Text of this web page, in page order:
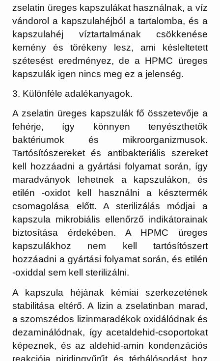
zselatin üreges kapszulákat használnak, a víz
vándorol a kapszulahéjból a tartalomba, és a
kapszulahéj víztartalmának csökkenése
kemény és törékeny lesz, ami késleltetett
szétesést eredményez, de a HPMC üreges
kapszulák igen nincs meg ez a jelenség.
3. Különféle adalékanyagok.
A zselatin üreges kapszulák fő összetevője a
fehérje, így könnyen tenyészthetők
baktériumok és mikroorganizmusok.
Tartósítószereket és antibakteriális szereket
kell hozzáadni a gyártási folyamat során, így
maradványok lehetnek a kapszulákon, és
etilén -oxidot kell használni a késztermék
csomagolása előtt. A sterilizálás módjai a
kapszula mikrobiális ellenőrző indikátorainak
biztosítása érdekében. A HPMC üreges
kapszulákhoz nem kell tartósítószert
hozzáadni a gyártási folyamat során, és etilén
-oxiddal sem kell sterilizálni.
A kapszula héjának kémiai szerkezetének
stabilitása eltérő. A lizin a zselatinban marad,
a szomszédos lizinmaradékok oxidálódnak és
dezaminálódnak, így acetaldehid-csoportokat
képeznek, és az aldehid-amin kondenzációs
reakciója piridingyűrűt és térhálósodást hoz